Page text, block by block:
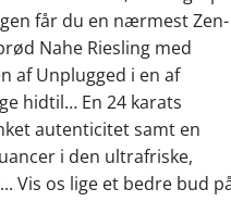
får du en nærmest Zen-
Nahe Riesling med
af Unplugged i en af
hidtil… En 24 karats
autenticitet samt en
i den ultrafriske,
Vis os lige et bedre bud